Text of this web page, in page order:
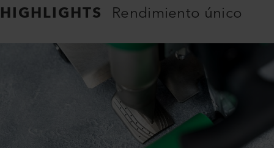
HIGHLIGHTS Rendimiento único